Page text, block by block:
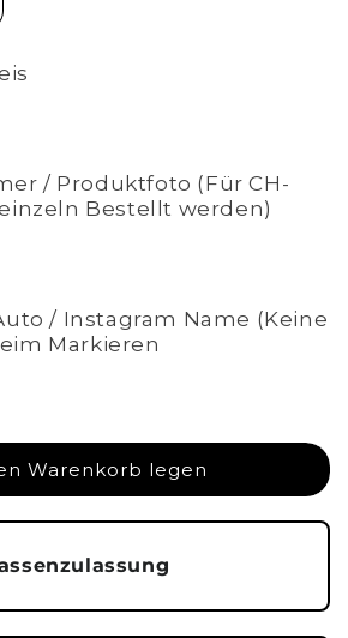
/ Produktfoto (Für CH-
Bestellt werden)
/ Instagram Name (Keine
Markieren
Warenkorb legen